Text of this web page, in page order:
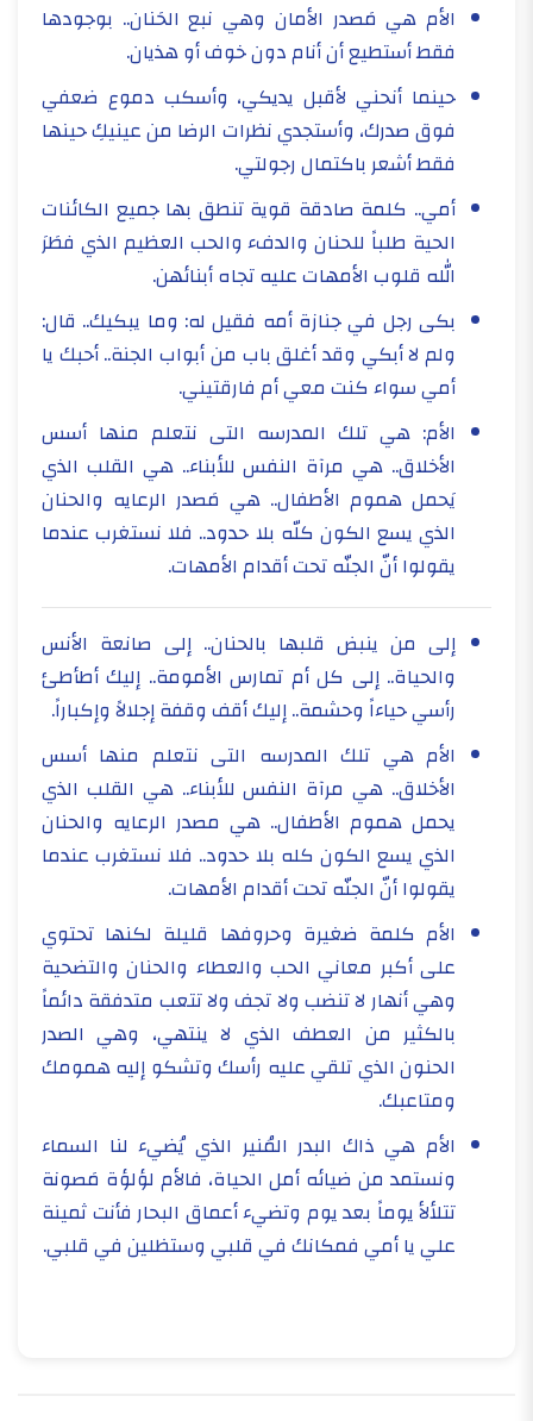
الأم هي مَصدر الأمان وهي نبع الحَنان.. بوجودها
فقط أستطيع أن أنام دون خوف أو هذيان.
حينما أنحني لأقبل يديكي، وأسكب دموع ضعفي
فوق صدرك، وأستجدي نظرات الرضا من عينيكِ حينها
فقط أشعر باكتمال رجولتي.
أمي.. كلمة صادقة قوية تنطق بها جميع الكائنات
الحية طلباً للحنان والدفء والحب العظيم الذي فطَرَ
الله قلوب الأمهات عليه تجاه أبنائهن.
بكى رجل في جنازة أمه فقيل له: وما يبكيك.. قال:
ولم لا أبكي وقد أغلق باب من أبواب الجنة.. أحبك يا
أمي سواء كنت معي أم فارقتيني.
الأم: هي تلك المدرسه التى نتعلم منها أسس
الأخلاق.. هي مرآة النفس للأبناء.. هي القلب الذي
يَحمل هموم الأطفال.. هي مَصدر الرعايه والحنان
الذي يسع الكون كلّه بلا حدود.. فلا نستغرب عندما
يقولوا أنّ الجنّه تحت أقدام الأمهات.
إلى من ينبض قلبها بالحنان.. إلى صانعة الأنس
والحياة.. إلى كل أم تمارس الأمومة.. إليك أطأطئ
رأسي حياءاً وحشمة.. إليك أقف وقفة إجلالاً وإكباراً.
الأم هي تلك المدرسه التى نتعلم منها أسس
الأخلاق.. هي مرآة النفس للأبناء.. هي القلب الذي
يحمل هموم الأطفال.. هي مصدر الرعايه والحنان
الذي يسع الكون كله بلا حدود.. فلا نستغرب عندما
يقولوا أنّ الجنّه تحت أقدام الأمهات.
الأم كلمة ضغيرة وحروفها قليلة لكنها تحتوي
على أكبر معاني الحب والعطاء والحنان والتضحية
وهي أنهار لا تنضب ولا تجف ولا تتعب متدفقة دائماً
بالكثير من العطف الذي لا ينتهي، وهي الصدر
الحنون الذي تلقي عليه رأسك وتشكو إليه همومك
ومتاعبك.
الأم هي ذاك البدر المُنير الذي يُضيء لنا السماء
ونستمد من ضيائه أمل الحياة، فالأم لؤلؤة مَصونة
تتلألأ يوماً بعد يوم وتضيء أعماق البحار فأنت ثمينة
علي يا أمي فمكانك في قلبي وستظلين في قلبي.